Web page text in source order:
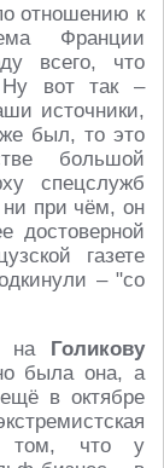
отношению к
Франции
всего, что
Ну вот так –
источники,
был, то это
большой
спецслужб
ни при чём, он
достоверной
газете
– "со
на Голикову
была она, а
в октябре
том, что у